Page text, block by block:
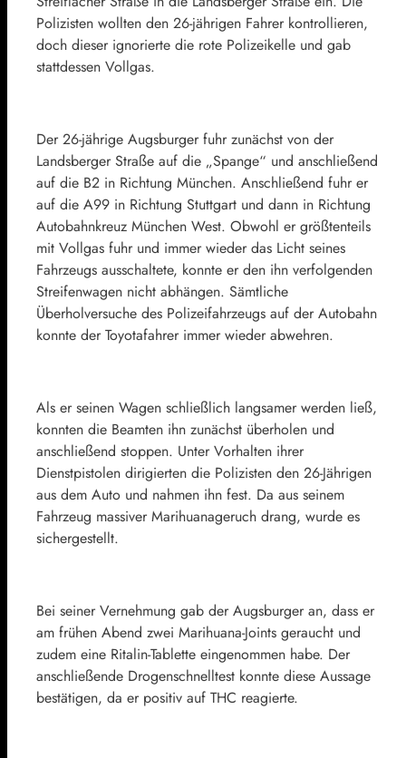
Polizisten wollten den 26-jährigen Fahrer kontrollieren,
doch dieser ignorierte die rote Polizeikelle und gab
stattdessen Vollgas.
Der 26-jährige Augsburger fuhr zunächst von der
Landsberger Straße auf die „Spange“ und anschließend
auf die B2 in Richtung München. Anschließend fuhr er
auf die A99 in Richtung Stuttgart und dann in Richtung
Autobahnkreuz München West. Obwohl er größtenteils
mit Vollgas fuhr und immer wieder das Licht seines
Fahrzeugs ausschaltete, konnte er den ihn verfolgenden
Streifenwagen nicht abhängen. Sämtliche
Überholversuche des Polizeifahrzeugs auf der Autobahn
konnte der Toyotafahrer immer wieder abwehren.
Als er seinen Wagen schließlich langsamer werden ließ,
konnten die Beamten ihn zunächst überholen und
anschließend stoppen. Unter Vorhalten ihrer
Dienstpistolen dirigierten die Polizisten den 26-Jährigen
aus dem Auto und nahmen ihn fest. Da aus seinem
Fahrzeug massiver Marihuanageruch drang, wurde es
sichergestellt.
Bei seiner Vernehmung gab der Augsburger an, dass er
am frühen Abend zwei Marihuana-Joints geraucht und
zudem eine Ritalin-Tablette eingenommen habe. Der
anschließende Drogenschnelltest konnte diese Aussage
bestätigen, da er positiv auf THC reagierte.